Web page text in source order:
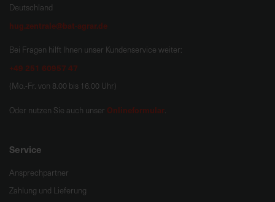
Deutschland
hug.zentrale@bat-agrar.de
Bei Fragen hilft Ihnen unser Kundenservice weiter:
+49 251 60957 47
(Mo.-Fr. von 8.00 bis 16.00 Uhr)
Oder nutzen Sie auch unser Onlineformular.
Service
Ansprechpartner
Zahlung und Lieferung